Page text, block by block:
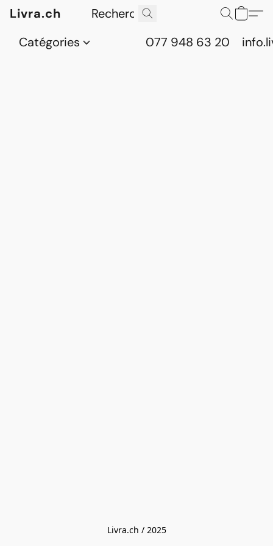
Livra.ch
Catégories
077 948 63 20
Livra.ch / 2025